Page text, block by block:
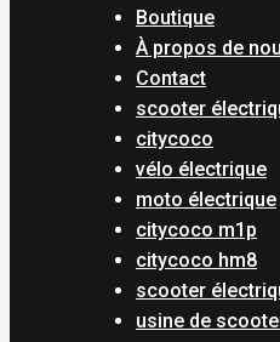
Boutique
À propos de
Contact
scooter
citycoco
vélo électrique
moto électrique
citycoco m1p
citycoco hm8
scooter
usine de